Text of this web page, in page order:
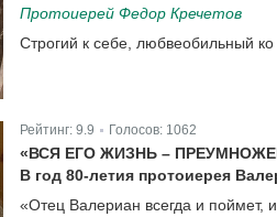
Протоиерей Федор Кречетов
Строгий к себе, любвеобильный ко
Рейтинг: 9.9 Голосов: 1062
«ВСЯ ЕГО ЖИЗНЬ –
В год 80-летия протоиерея
«Отец Валериан всегда и поймет,